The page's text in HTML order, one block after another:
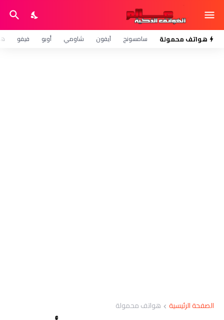
هواتف محمولة سامسونج آيفون شاومي أوبو فيفو
الصفحة الرئيسية هواتف محمولة